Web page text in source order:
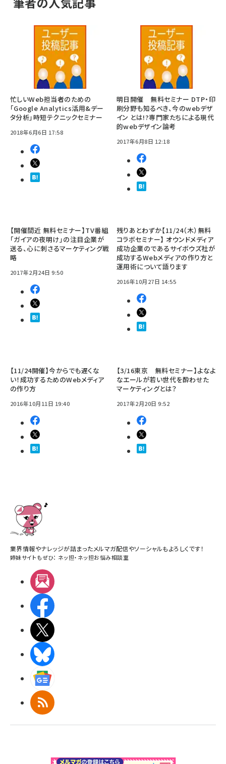
忙しいWeb担当者のための
「Google Analytics活用&デー
タ分析」時短テクニックセミナー
2018年6月6日 17:58
明日開催 無料セミナー DTP・印
刷分野も知るべき、今のwebデザ
イン とは!?専門家たちによる現代
的webデザイン論考
2017年6月8日 12:18
【開催間近 無料セミナー】TV番組
「ガイアの夜明け」の注目企業が
送る、心に刺さるマーケティング戦
略
2017年2月24日 9:50
残りあとわずか【11/24（木）無料
コラボセミナー】 オウンドメディア
成功企業のであるサイボウズ社が
成功するWebメディアの作り方と
運用術について語ります
2016年10月27日 14:55
【11/24開催】今からでも遅くな
い！成功するためのWebメディア
の作り方
2016年10月11日 19:40
【3/16東京 無料セミナー】よなよ
なエールが若い世代を酔わせた
マーケティングとは？
2017年2月20日 9:52
業界情報やナレッジが詰まったメルマガ配信やソーシャルもよろしくです！
姉妹サイトもぜひ： ネッ担・ ネッ担お悩み相談室
RSS